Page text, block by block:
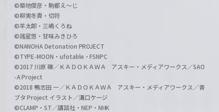
©築地俊彦・駒都え～じ
©柳実冬貴・切符
©羊太郎・三嶋くろね
©諸星悠・甘味みきひろ
©NANOHA Detonation PROJECT
©TYPE-MOON・ufotable・FSNPC
©2017 川原 礫／ＫＡＤＯＫＡＷＡ アスキー・メディアワークス／SAO
-A Project
©2018 鴨志田 一／ＫＡＤＯＫＡＷＡ アスキー・メディアワークス／青
ブタ Project イラスト／溝口ケージ
©CLAMP・ST／講談社・NEP・NHK